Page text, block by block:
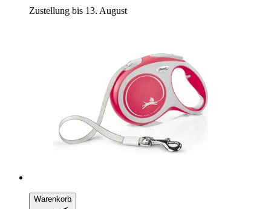
Zustellung bis 13. August
Warenkorb